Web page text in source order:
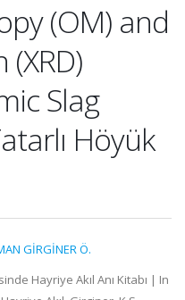
(OM) and
Slag
Höyük
GİRGİNER Ö.
Hayriye Akıl Anı Kitabı | In